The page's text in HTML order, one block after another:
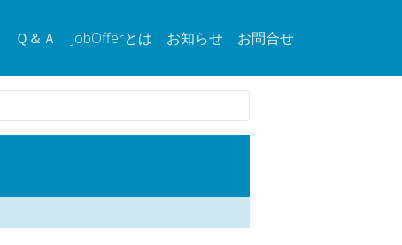
Ｑ＆Ａ JobOfferとは お知らせ お問合せ